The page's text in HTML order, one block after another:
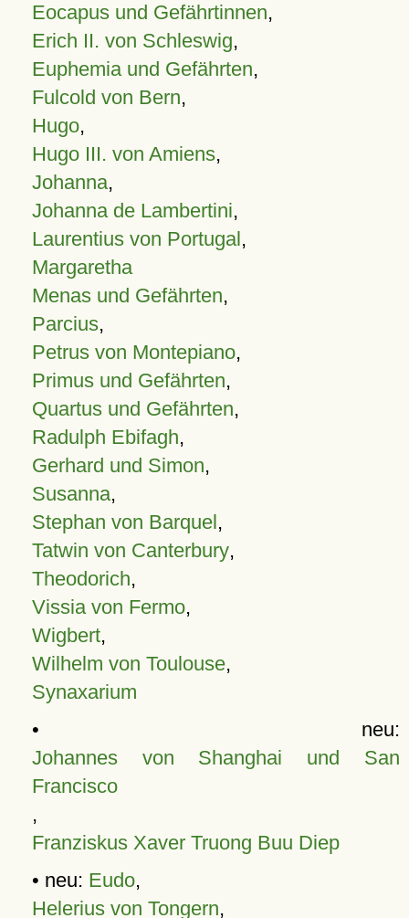
Eocapus und Gefährtinnen,
Erich II. von Schleswig,
Euphemia und Gefährten,
Fulcold von Bern,
Hugo,
Hugo III. von Amiens,
Johanna,
Johanna de Lambertini,
Laurentius von Portugal,
Margaretha
Menas und Gefährten,
Parcius,
Petrus von Montepiano,
Primus und Gefährten,
Quartus und Gefährten,
Radulph Ebifagh,
Gerhard und Simon,
Susanna,
Stephan von Barquel,
Tatwin von Canterbury,
Theodorich,
Vissia von Fermo,
Wigbert,
Wilhelm von Toulouse,
Synaxarium
• neu:
Johannes von Shanghai und San
Francisco
,
Franziskus Xaver Truong Buu Diep
• neu: Eudo,
Helerius von Tongern,